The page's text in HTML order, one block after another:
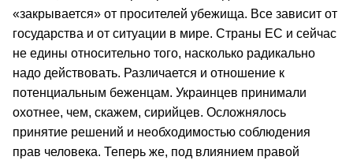
«закрывается» от просителей убежища. Все зависит от
государства и от ситуации в мире. Страны ЕС и сейчас
не едины относительно того, насколько радикально
надо действовать. Различается и отношение к
потенциальным беженцам. Украинцев принимали
охотнее, чем, скажем, сирийцев. Осложнялось
принятие решений и необходимостью соблюдения
прав человека. Теперь же, под влиянием правой